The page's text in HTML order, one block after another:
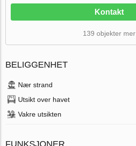
Kontakt
139 objekter mer
BELIGGENHET
Nær strand
Utsikt over havet
Vakre utsikten
FUNKSJONER